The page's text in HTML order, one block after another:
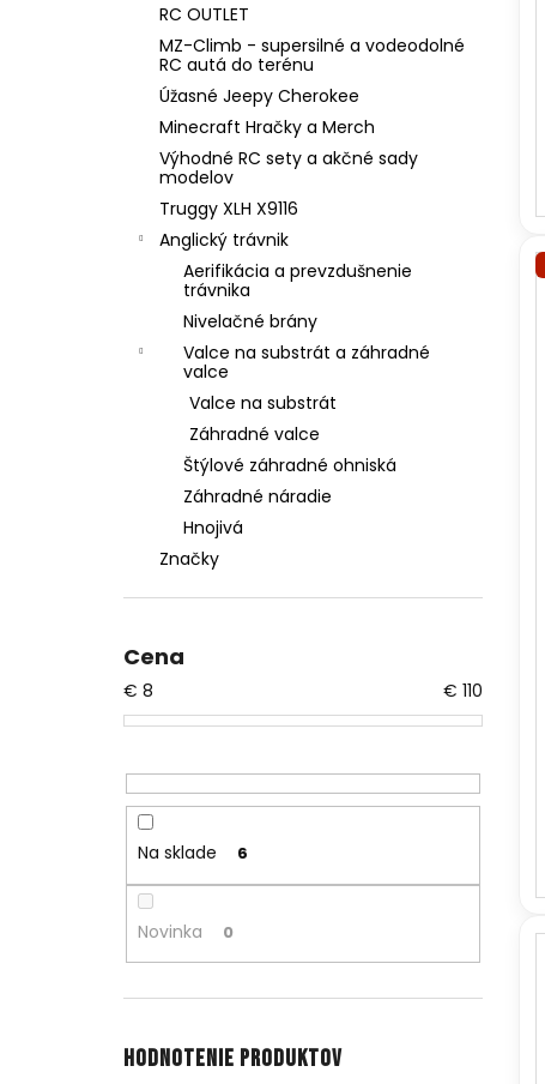
RC OUTLET
MZ-Climb - supersilné a vodeodolné
RC autá do terénu
Úžasné Jeepy Cherokee
Minecraft Hračky a Merch
Výhodné RC sety a akčné sady
modelov
Truggy XLH X9116
Anglický trávnik
Aerifikácia a prevzdušnenie
trávnika
Nivelačné brány
Valce na substrát a záhradné
valce
Valce na substrát
Záhradné valce
Štýlové záhradné ohniská
Záhradné náradie
Hnojivá
Značky
Cena
€ 8 € 110
Na sklade 6
Novinka 0
Hodnotenie produktov